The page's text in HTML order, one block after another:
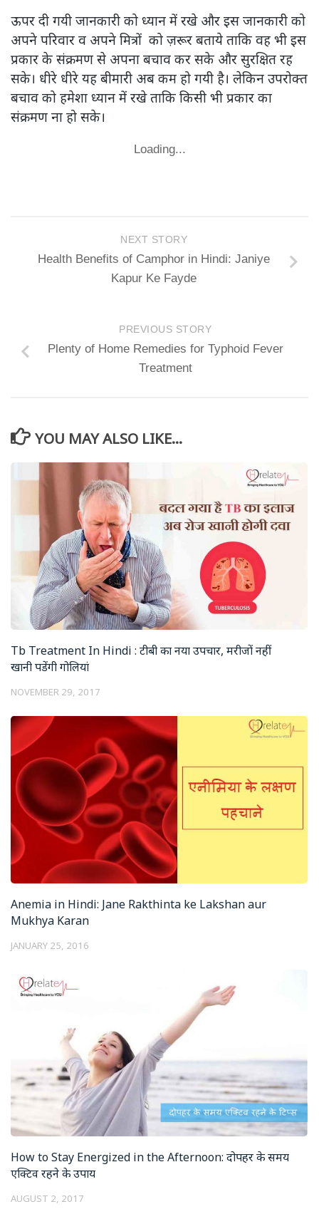
ऊपर दी गयी जानकारी को ध्यान में रखे और इस जानकारी को
अपने परिवार व अपने मित्रों को ज़रूर बताये ताकि वह भी इस
प्रकार के संक्रमण से अपना बचाव कर सके और सुरक्षित रह
सके। धीरे धीरे यह बीमारी अब कम हो गयी है। लेकिन उपरोक्त
बचाव को हमेशा ध्यान में रखे ताकि किसी भी प्रकार का
संक्रमण ना हो सके।
Loading...
NEXT STORY
Health Benefits of Camphor in Hindi: Janiye
Kapur Ke Fayde
PREVIOUS STORY
Plenty of Home Remedies for Typhoid Fever
Treatment
YOU MAY ALSO LIKE...
Tb Treatment In Hindi : टीबी का नया उपचार, मरीजों नहीं
खानी पडेंगी गोलियां
NOVEMBER 29, 2017
Anemia in Hindi: Jane Rakthinta ke Lakshan aur
Mukhya Karan
JANUARY 25, 2016
How to Stay Energized in the Afternoon: दोपहर के समय
एक्टिव रहने के उपाय
AUGUST 2, 2017